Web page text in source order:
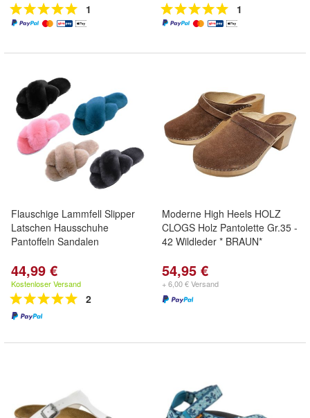
1 1
Flauschige Lammfell Slipper
Latschen Hausschuhe
Pantoffeln Sandalen
44,99 €
Kostenloser Versand
2
Moderne High Heels HOLZ
CLOGS Holz Pantolette Gr.35 -
42 Wildleder * BRAUN*
54,95 €
+ 6,00 € Versand